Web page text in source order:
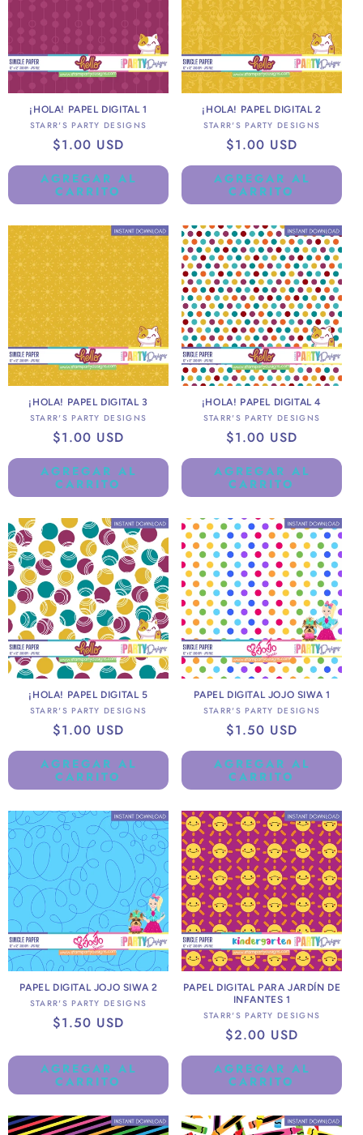
¡HOLA! PAPEL DIGITAL 1
Proveedor:
STARR'S PARTY DESIGNS
Precio
habitual
$1.00 USD
AGREGAR AL
CARRITO
¡HOLA! PAPEL DIGITAL 2
Proveedor:
STARR'S PARTY DESIGNS
Precio
habitual
$1.00 USD
AGREGAR AL
CARRITO
¡HOLA! PAPEL DIGITAL 3
Proveedor:
STARR'S PARTY DESIGNS
Precio
habitual
$1.00 USD
AGREGAR AL
CARRITO
¡HOLA! PAPEL DIGITAL 4
Proveedor:
STARR'S PARTY DESIGNS
Precio
habitual
$1.00 USD
AGREGAR AL
CARRITO
¡HOLA! PAPEL DIGITAL 5
Proveedor:
STARR'S PARTY DESIGNS
Precio
habitual
$1.00 USD
AGREGAR AL
CARRITO
PAPEL DIGITAL JOJO SIWA 1
Proveedor:
STARR'S PARTY DESIGNS
Precio
habitual
$1.50 USD
AGREGAR AL
CARRITO
PAPEL DIGITAL JOJO SIWA 2
Proveedor:
STARR'S PARTY DESIGNS
Precio
$1.50 USD
AGREGAR AL
CARRITO
PAPEL DIGITAL PARA JARDÍN DE
INFANTES 1
Proveedor:
STARR'S PARTY DESIGNS
Precio
habitual
$2.00 USD
AGREGAR AL
CARRITO